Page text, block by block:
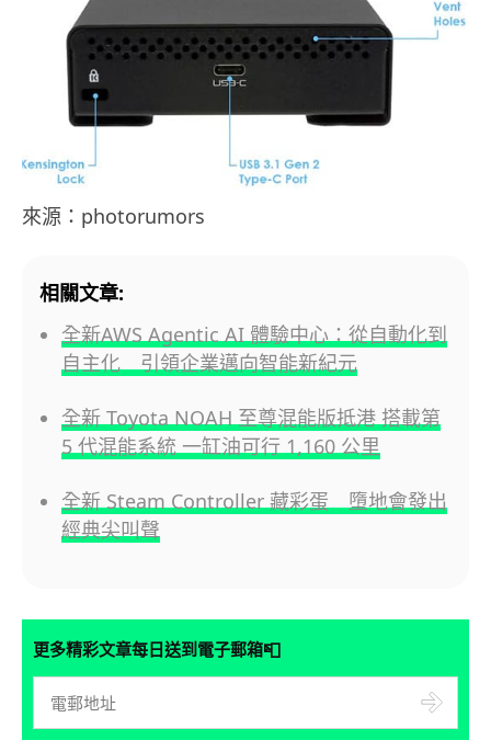
來源：photorumors
相關文章:
全新AWS Agentic AI 體驗中心：從自動化到
自主化 引領企業邁向智能新紀元
全新 Toyota NOAH 至尊混能版抵港 搭載第
5 代混能系統 一缸油可行 1,160 公里
全新 Steam Controller 藏彩蛋 墮地會發出
經典尖叫聲
更多精彩文章每日送到電子郵箱📮